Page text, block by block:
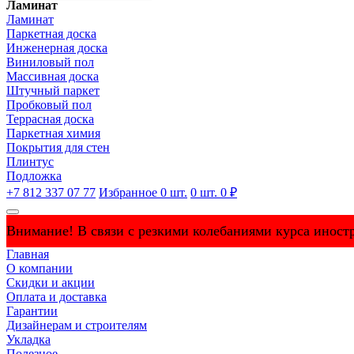
Ламинат
Ламинат
Паркетная доска
Инженерная доска
Виниловый пол
Массивная доска
Штучный паркет
Пробковый пол
Террасная доска
Паркетная химия
Покрытия для стен
Плинтус
Подложка
+7 812 337 07 77 Избранное 0 шт. 0 шт. 0 ₽
Внимание! В связи с резкими колебаниями курса
Главная
О компании
Скидки и акции
Оплата и доставка
Гарантии
Дизайнерам и строителям
Укладка